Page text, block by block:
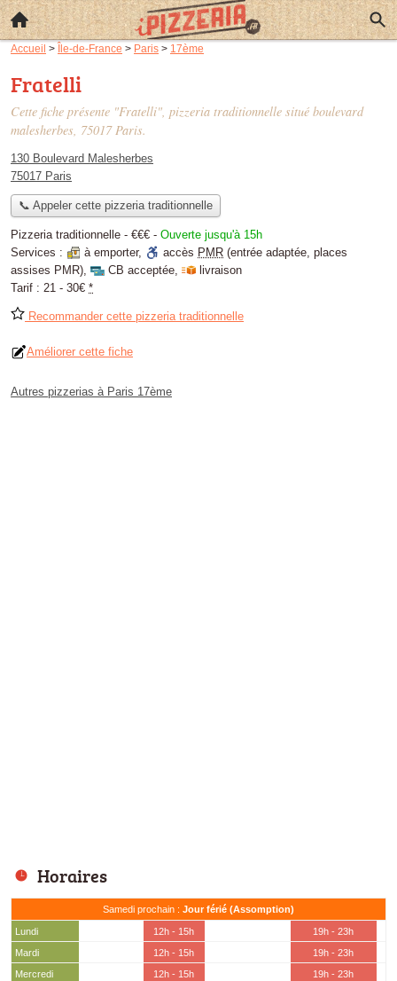
Accueil > Île-de-France > Paris > 17ème
Fratelli
Cette fiche présente "Fratelli", pizzeria traditionnelle situé boulevard
malesherbes, 75017 Paris.
130 Boulevard Malesherbes
75017 Paris
📞 Appeler cette pizzeria traditionnelle
Pizzeria traditionnelle - €€€ - Ouverte jusqu'à 15h
Services :
à emporter, accès PMR (entrée adaptée, places
assises PMR), CB acceptée,
livraison
Tarif : 21 - 30€ *
Recommander cette pizzeria traditionnelle
Améliorer cette fiche
Autres pizzerias à Paris 17ème
Horaires
Samedi prochain : Jour férié (Assomption)
Lundi 12h - 15h
19h - 23h
Mardi
12h - 15h
19h - 23h
Mercredi
12h - 15h
19h - 23h